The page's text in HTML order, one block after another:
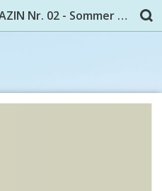
Burgdorfer StadtMAGAZIN Nr. 02 - Sommer 2019